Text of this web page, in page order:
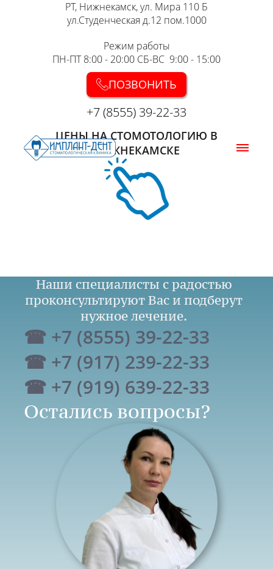
РТ, Нижнекамск, ул. Мира 110 Б
ул.Студенческая д.12 пом.1000
Режим работы
ПН-ПТ 8:00 - 20:00 СБ-ВС 9:00 - 15:00
ПОЗВОНИТЬ
+7 (8555) 39-22-33
ЦЕНЫ НА СТОМОТОЛОГИЮ В
НИЖНЕКАМСКЕ
Наши специалисты с радостью
проконсультируют Вас и подберут
нужное лечение.
☎ +7 (8555) 39-22-33
☎ +7 (917) 239-22-33
☎ +7 (919) 639-22-33
Остались вопросы?